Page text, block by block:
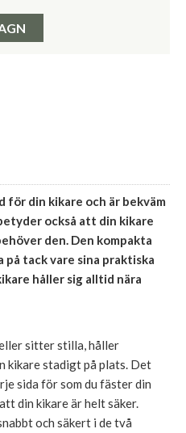
Pris:
för din kikare och är bekväm
också att din kikare
den. Den kompakta
tack vare sina praktiska
håller sig alltid nära
sitter stilla, håller
kikare stadigt på plats. Det
sida för som du fäster din
din kikare är helt säker.
och säkert i de två